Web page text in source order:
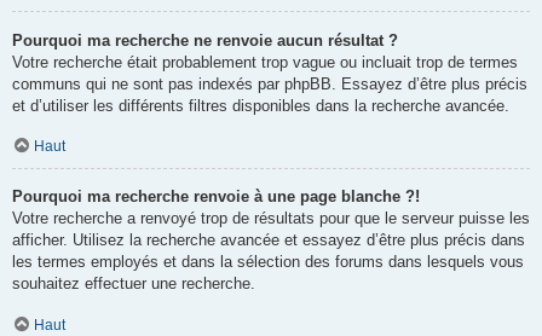
Pourquoi ma recherche ne renvoie aucun résultat ?
Votre recherche était probablement trop vague ou incluait trop de termes
communs qui ne sont pas indexés par phpBB. Essayez d’être plus précis
et d’utiliser les différents filtres disponibles dans la recherche avancée.
Haut
Pourquoi ma recherche renvoie à une page blanche ?!
Votre recherche a renvoyé trop de résultats pour que le serveur puisse les
afficher. Utilisez la recherche avancée et essayez d’être plus précis dans
les termes employés et dans la sélection des forums dans lesquels vous
souhaitez effectuer une recherche.
Haut